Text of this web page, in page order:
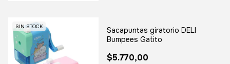
SIN STOCK
Sacapuntas giratorio DELI
Bumpees Gatito
$5.770,00